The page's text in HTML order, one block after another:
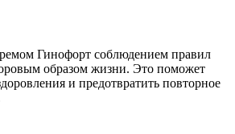
Гинофорт соблюдением правил
образом жизни. Это поможет
и предотвратить повторное